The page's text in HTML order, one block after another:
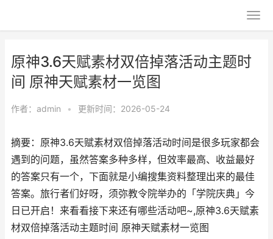
原神3.6天赋素材双倍掉落活动主题时
间 原神天赋素材一览图
作者： admin • 更新时间：2026-05-24
摘要：原神3.6天赋素材双倍掉落活动时间是很多玩家都会
遇到的问题，虽然答案多种多样，但效率最高、收益最好
的答案只有一个，下面就是小编搜集资料整理出来的最佳
答案。旅行者们好呀，须弥教令院举办的「学院庆典」今
日已开启！来看看接下来还有哪些活动吧~,原神3.6天赋素
材双倍掉落活动主题时间 原神天赋素材一览图